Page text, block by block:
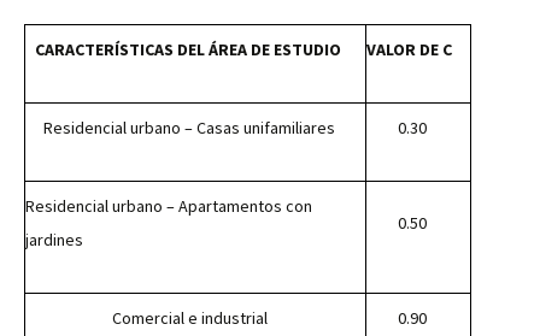
CARACTERÍSTICAS DEL ÁREA DE ESTUDIO VALOR DE C
Residencial urbano – Casas unifamiliares 0.30
Residencial urbano – Apartamentos con
jardines
0.50
Comercial e industrial 0.90